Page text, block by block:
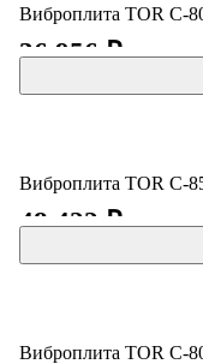
Виброплита TOR C-
36 956 ₽
Виброплита TOR C-
48 422 ₽
Виброплита TOR C-